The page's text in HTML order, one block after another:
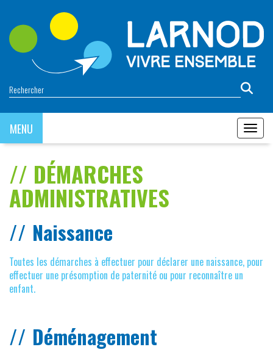
MENU
MENU
DÉMARCHES
ADMINISTRATIVES
Naissance
Toutes les démarches à effectuer pour déclarer une naissance, pour
effectuer une présomption de paternité ou pour reconnaître un
enfant.
Déménagement